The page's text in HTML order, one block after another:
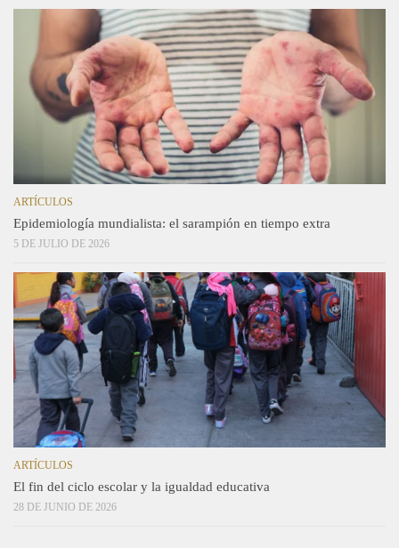
ARTÍCULOS
Epidemiología mundialista: el sarampión en tiempo extra
5 DE JULIO DE 2026
ARTÍCULOS
El fin del ciclo escolar y la igualdad educativa
28 DE JUNIO DE 2026